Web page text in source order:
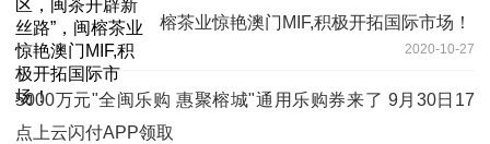
榕茶业惊艳澳门MIF,积极开拓国际市场！
2020-10-27
5000万元"全闽乐购 惠聚榕城"通用乐购券来了 9月30日17
点上云闪付APP领取